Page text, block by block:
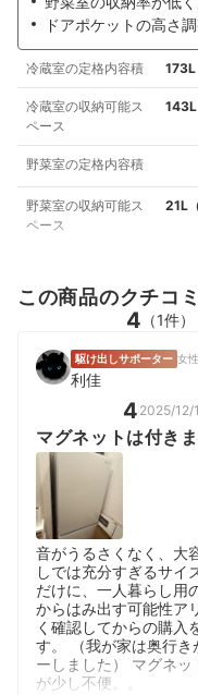
ドアポケットの高さ
冷蔵室の定格内容積 173L
冷蔵室の収納可能ス
ペース
143L
野菜室の定格内容積
野菜室の収納可能ス
ペース
21L
この商品のクチコミ
4 （1件）
駆け出しサポーター 女
利佳
4 2025/12/
マグネットは付き
音がうるさくなく、大
しでは充分すぎるサイ
だけに、一人暮らし用
からはみ出す可能性ア
く確認してからの購入
す。 （我が家は奥行
ーしました） マグネ
が少し不便。。